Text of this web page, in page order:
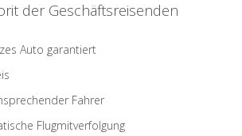
der Geschäftsreisenden
Auto garantiert
Fahrer
Flugmitverfolgung